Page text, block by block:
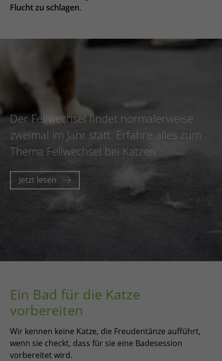
Flucht zu schlagen.
Der Fellwechsel findet normalerweise
zweimal im Jahr statt. Erfahre alles zum
Thema Fellwechsel bei Katzen
Jetzt lesen
Ein Bad für die Katze
vorbereiten
Wir kennen keine Katze, die Freudentänze aufführt,
wenn sie checkt, dass für sie eine Badesession
vorbereitet wird.